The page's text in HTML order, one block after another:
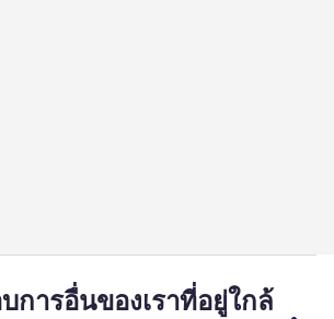
การอื่นของเราที่อยู่ใกล้